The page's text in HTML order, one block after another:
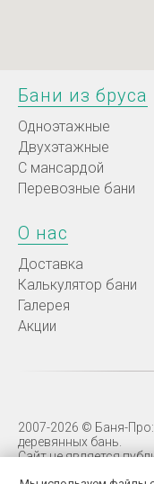
Бани из бруса
Одноэтажные
Двухэтажные
C мансардой
Перевозные бани
О нас
Доставка
Калькулятор бани
Галерея
Акции
2007-2026 © Баня-
деревянных бань.
Сайт не является